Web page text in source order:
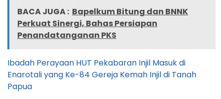
BACA JUGA : Bapelkum Bitung dan BNNK
Perkuat Sinergi, Bahas Persiapan
Penandatanganan PKS
Ibadah Perayaan HUT Pekabaran Injil Masuk di
Enarotali yang Ke-84 Gereja Kemah Injil di Tanah
Papua